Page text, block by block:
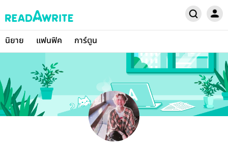
นิยาย แฟนฟิค การ์ตูน